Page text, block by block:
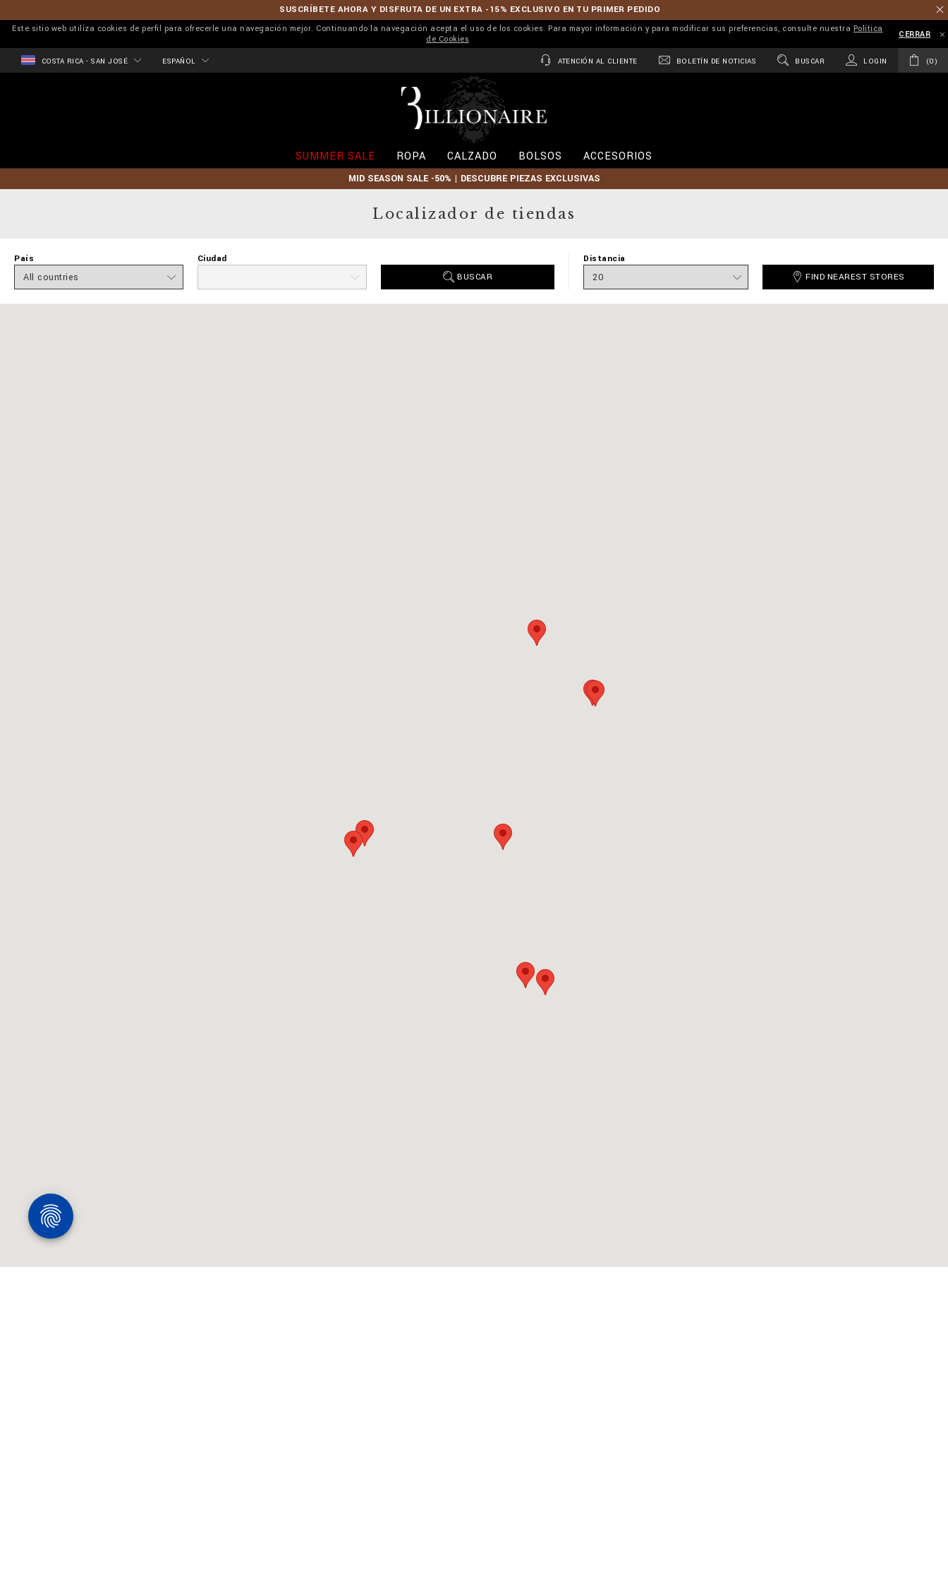
SUSCRÍBETE AHORA Y DISFRUTA DE UN EXTRA -15% EXCLUSIVO EN TU PRIMER PEDIDO
Este sitio web utiliza cookies de perfil para ofrecerle una navegación mejor. Continuando la navegación acepta el uso de los cookies. Para mayor información y para modificar sus preferencias, consulte nuestra Política
de Cookies
CERRAR
COSTA RICA - SAN JOSÉ ESPAÑOL ATENCIÓN AL CLIENTE BOLETÍN DE NOTICIAS BUSCAR LOGIN 0
l
o
n
a
e
SUMMER SALE ROPA CALZADO BOLSOS ACCESORIOS
MID SEASON SALE -50% | DESCUBRE PIEZAS EXCLUSIVAS
Localizador de tiendas
País
Ciudad
BUSCAR
Distancia
FIND NEAREST STORES